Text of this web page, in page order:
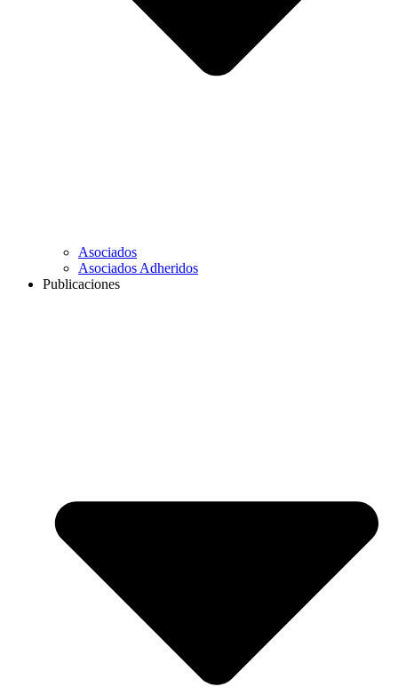
Asociados
Asociados Adheridos
Publicaciones